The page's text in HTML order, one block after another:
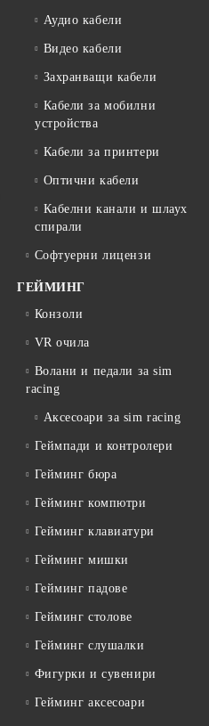
Аудио кабели
Видео кабели
Захранващи кабели
Кабели за мобилни
устройства
Кабели за принтери
Оптични кабели
Кабелни канали и шлаух
спирали
Софтуерни лицензи
ГЕЙМИНГ
Конзоли
VR очила
Волани и педали за sim
racing
Аксесоари за sim racing
Геймпади и контролери
Гейминг бюра
Гейминг компютри
Гейминг клавиатури
Гейминг мишки
Гейминг падове
Гейминг столове
Гейминг слушалки
Фигурки и сувенири
Гейминг аксесоари